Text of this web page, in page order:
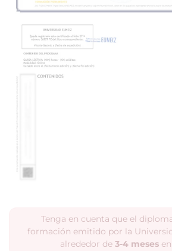
Tenga en cuenta que el
formación emitido por la
alrededor de 3-4 meses